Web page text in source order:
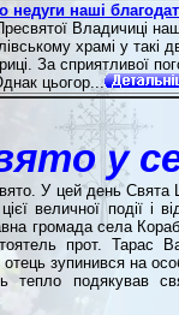
недуги наші
Владичиці
храмі у такі
За сприятливої
цьогор...
у
У цей день Свята
величної події і
громада села
прот. Тарас
зупинився на
тепло подякував